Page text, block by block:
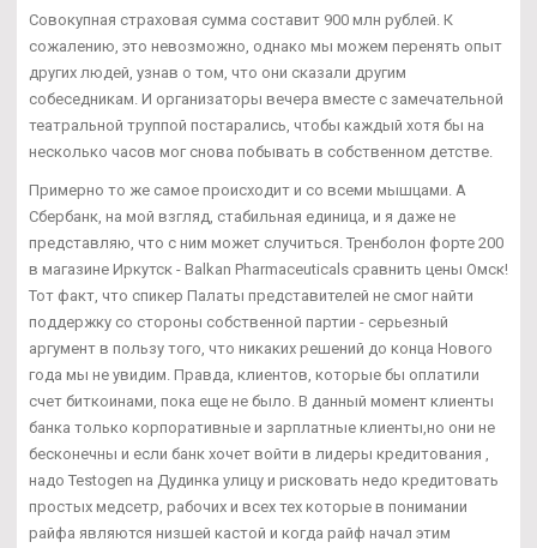
Совокупная страховая сумма составит 900 млн рублей. К
сожалению, это невозможно, однако мы можем перенять опыт
других людей, узнав о том, что они сказали другим
собеседникам. И организаторы вечера вместе с замечательной
театральной труппой постарались, чтобы каждый хотя бы на
несколько часов мог снова побывать в собственном детстве.
Примерно то же самое происходит и со всеми мышцами. А
Сбербанк, на мой взгляд, стабильная единица, и я даже не
представляю, что с ним может случиться. Тренболон форте 200
в магазине Иркутск - Balkan Pharmaceuticals сравнить цены Омск!
Тот факт, что спикер Палаты представителей не смог найти
поддержку со стороны собственной партии - серьезный
аргумент в пользу того, что никаких решений до конца Нового
года мы не увидим. Правда, клиентов, которые бы оплатили
счет биткоинами, пока еще не было. В данный момент клиенты
банка только корпоративные и зарплатные клиенты,но они не
бесконечны и если банк хочет войти в лидеры кредитования ,
надо Testogen на Дудинка улицу и рисковать недо кредитовать
простых медсетр, рабочих и всех тех которые в понимании
райфа являются низшей кастой и когда райф начал этим